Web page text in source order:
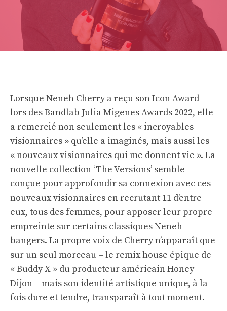
Lorsque Neneh Cherry a reçu son Icon Award
lors des Bandlab Julia Migenes Awards 2022, elle
a remercié non seulement les « incroyables
visionnaires » qu’elle a imaginés, mais aussi les
« nouveaux visionnaires qui me donnent vie ». La
nouvelle collection ‘The Versions’ semble
conçue pour approfondir sa connexion avec ces
nouveaux visionnaires en recrutant 11 d’entre
eux, tous des femmes, pour apposer leur propre
empreinte sur certains classiques Neneh-
bangers. La propre voix de Cherry n’apparaît que
sur un seul morceau – le remix house épique de
« Buddy X » du producteur américain Honey
Dijon – mais son identité artistique unique, à la
fois dure et tendre, transparaît à tout moment.